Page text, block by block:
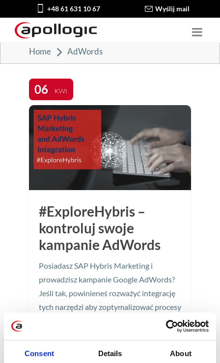
Consent Details About
+48 61 631 10 67 Wyślij mail
Home AdWords
06 KWI
#ExploreHybris –
kontroluj swoje
kampanie AdWords
Posiadasz SAP Hybris Marketing i
prowadzisz kampanie Google AdWords?
Jeśli tak, powinieneś rozważyć integrację
tych narzędzi aby zoptymalizować procesy
marketingowe w całym przedsiębiorstwie.
4 min